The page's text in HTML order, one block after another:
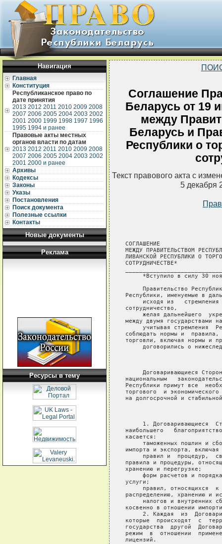
Навигация
Главная
Конституция
Республиканское право по
дате принятия
2013 2012 2011 2010 2009 2008
2007 2006 2005 2004 2003 2002
2001 2000 1999 1998 1997 1996
1995 1994 и ранее
Правовые акты местных
органов власти по датам
2013 2012 2011 2010 2009 2008
2007 2006 2005 2004 2003 2002
2001 2000 и ранее
Архивы
Кодексы
Законы
Указы
Постановления
Поиск документа
Полезные ссылки
Контакты
Новые документы
Реклама
Ресурсы в тему
Соглашение
Беларусь от 19
между
Беларусь и
Республики о
Текст правового акта с
5 декабря
СОГЛАШЕНИЕ
МЕЖДУ ПРАВИТЕЛЬСТВОМ
ЛИВАНСКОЙ РЕСПУБЛИКИ О
СОТРУДНИЧЕСТВЕ*
*Вступило в силу 30
Правительство
Республики, именуемые в
исходя из
сотрудничество,
желая дальнейшего
между двумя государствами
учитывая стремления
соблюдать нормы и
торговли, включая нормы и
договорились о
Договаривающиеся
национальным
Республики примут все
торгового  и
на долгосрочной и
1. Договаривающиеся
наибольшего
касается:
таможенных пошлин и
импорта и экспорта,
правил и  процедур,
правила и процедуры,
хранению и перегрузке;
форм расчетов и
услуги;
правил, относящихся
распределению, хранению и
налогов и внутренних
косвенно в отношении
2. Каждая  из
которые  происходят  с
государства  другой
режим  в  отношении
лицензий.